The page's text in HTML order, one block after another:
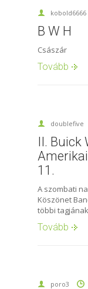
kobold6666
B W H
Császár
Tovább
doublefive
II. Buick
11.
A szombati
Köszönet
többi
Tovább
poro3